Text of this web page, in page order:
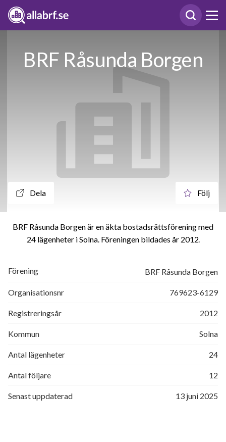
BRF Råsunda Borgen
Dela Följ
BRF Råsunda Borgen är en äkta bostadsrättsförening med
24 lägenheter i Solna. Föreningen bildades år 2012
Förening BRF Råsunda Borgen
Organisationsnr 769623-6129
Registreringsår 2012
Kommun Solna
Antal lägenheter 24
Antal följare 12
Senast uppdaterad 13 juni 2025